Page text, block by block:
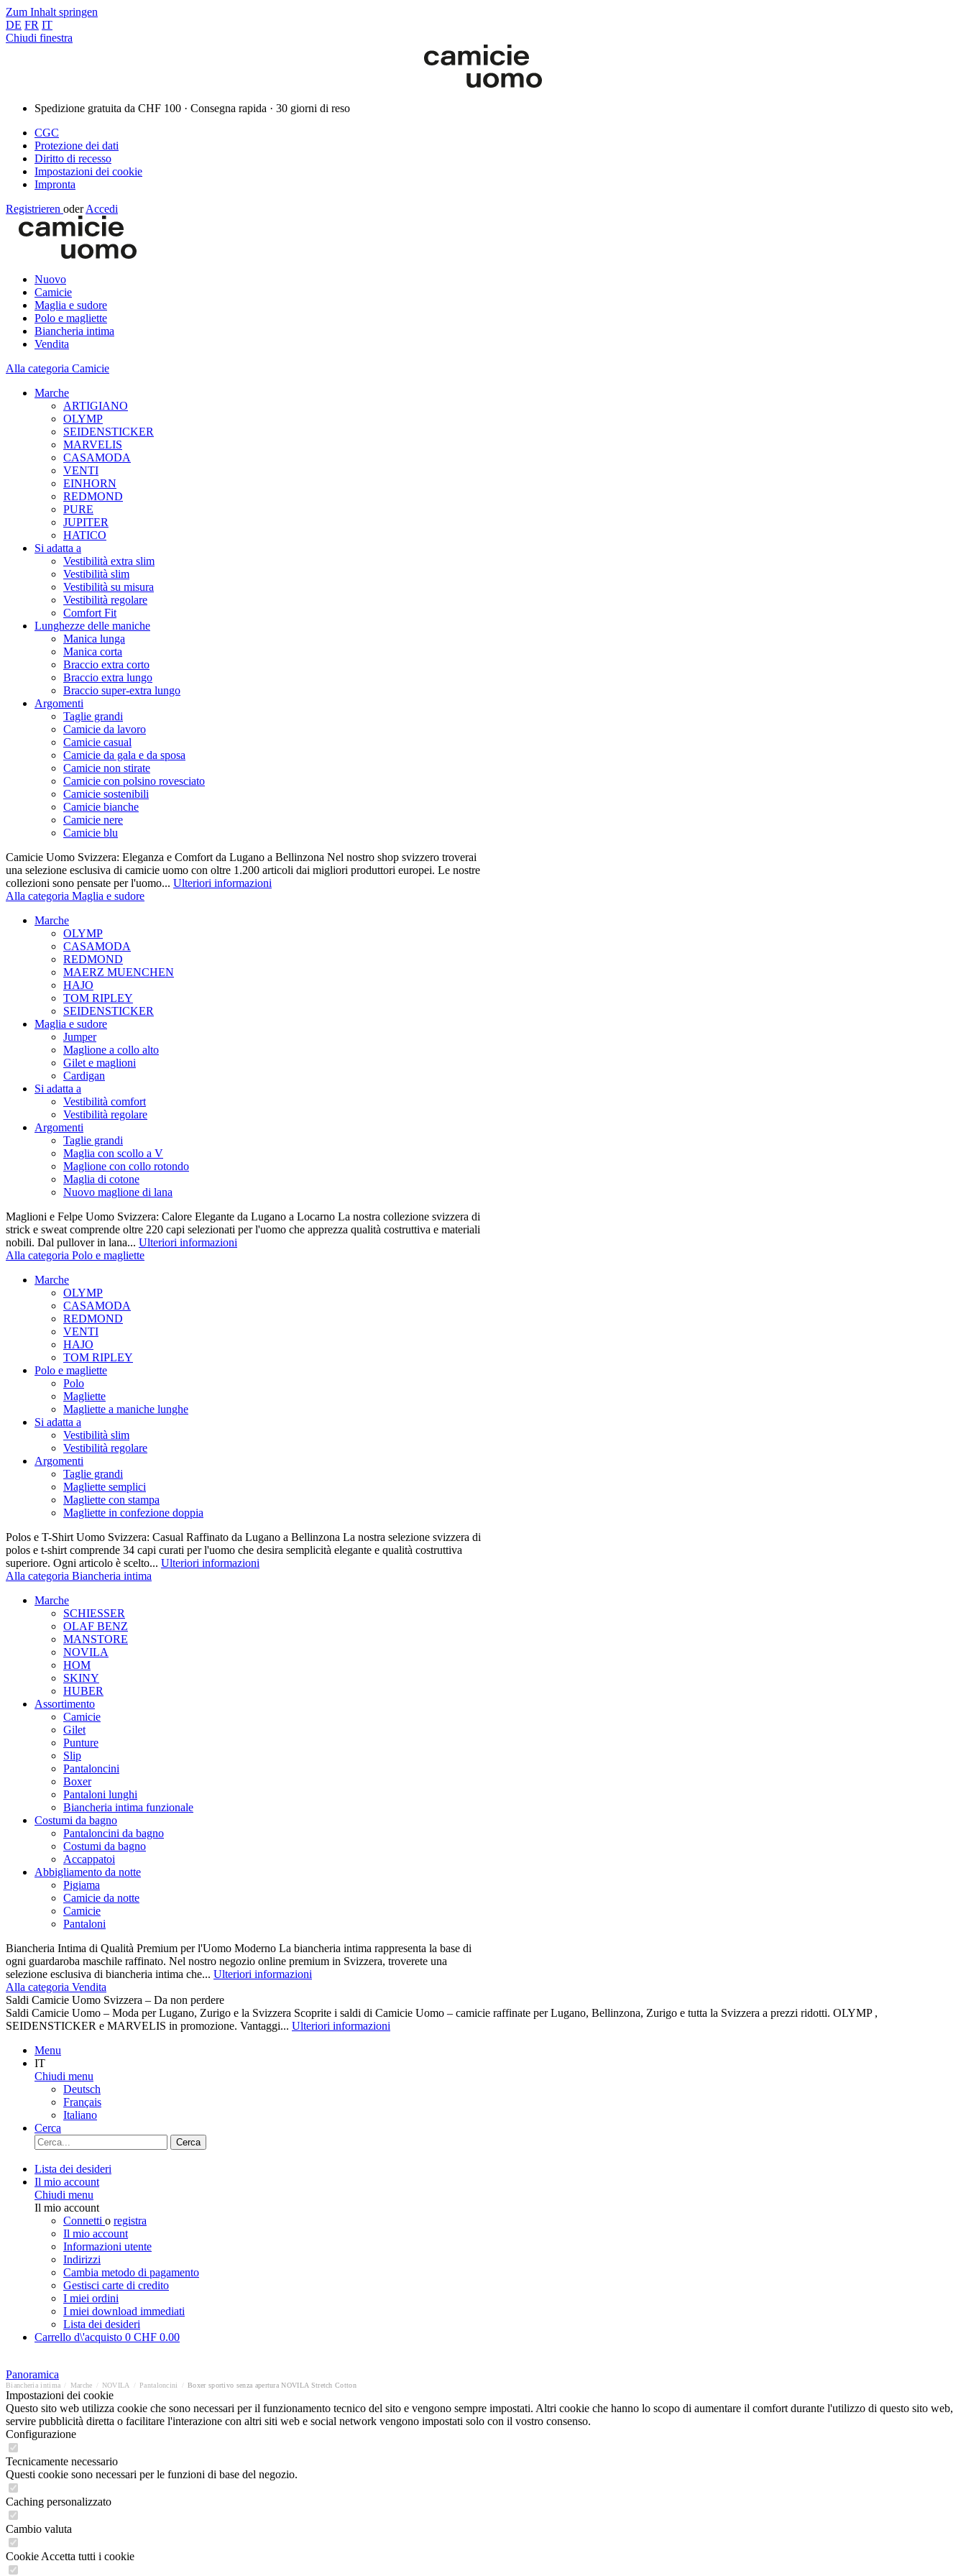
Zum Inhalt springen
DE FR IT
Chiudi finestra
Spedizione gratuita da CHF 100 · Consegna rapida · 30 giorni di reso
CGC
Protezione dei dati
Diritto di recesso
Impostazioni dei cookie
Impronta
Registrieren oder Accedi
Nuovo
Camicie
Maglia e sudore
Polo e magliette
Biancheria intima
Vendita
Alla categoria Camicie
Marche
ARTIGIANO
OLYMP
SEIDENSTICKER
MARVELIS
CASAMODA
VENTI
EINHORN
REDMOND
PURE
JUPITER
HATICO
Si adatta a
Vestibilità extra slim
Vestibilità slim
Vestibilità su misura
Vestibilità regolare
Comfort Fit
Lunghezze delle maniche
Manica lunga
Manica corta
Braccio extra corto
Braccio extra lungo
Braccio super-extra lungo
Argomenti
Taglie grandi
Camicie da lavoro
Camicie casual
Camicie da gala e da sposa
Camicie non stirate
Camicie con polsino rovesciato
Camicie sostenibili
Camicie bianche
Camicie nere
Camicie blu
Camicie Uomo Svizzera: Eleganza e Comfort da Lugano a Bellinzona Nel nostro shop svizzero troverai
una selezione esclusiva di camicie uomo con oltre 1.200 articoli dai migliori produttori europei. Le nostre
collezioni sono pensate per l'uomo... Ulteriori informazioni
Alla categoria Maglia e sudore
Marche
OLYMP
CASAMODA
REDMOND
MAERZ MUENCHEN
HAJO
TOM RIPLEY
SEIDENSTICKER
Maglia e sudore
Jumper
Maglione a collo alto
Gilet e maglioni
Cardigan
Si adatta a
Vestibilità comfort
Vestibilità regolare
Argomenti
Taglie grandi
Maglia con scollo a V
Maglione con collo rotondo
Maglia di cotone
Nuovo maglione di lana
Maglioni e Felpe Uomo Svizzera: Calore Elegante da Lugano a Locarno La nostra collezione svizzera di
strick e sweat comprende oltre 220 capi selezionati per l'uomo che apprezza qualità costruttiva e materiali
nobili. Dal pullover in lana... Ulteriori informazioni
Alla categoria Polo e magliette
Marche
OLYMP
CASAMODA
REDMOND
VENTI
HAJO
TOM RIPLEY
Polo e magliette
Polo
Magliette
Magliette a maniche lunghe
Si adatta a
Vestibilità slim
Vestibilità regolare
Argomenti
Taglie grandi
Magliette semplici
Magliette con stampa
Magliette in confezione doppia
Polos e T-Shirt Uomo Svizzera: Casual Raffinato da Lugano a Bellinzona La nostra selezione svizzera di
polos e t-shirt comprende 34 capi curati per l'uomo che desira semplicità elegante e qualità costruttiva
superiore. Ogni articolo è scelto... Ulteriori informazioni
Alla categoria Biancheria intima
Marche
SCHIESSER
OLAF BENZ
MANSTORE
NOVILA
HOM
SKINY
HUBER
Assortimento
Camicie
Gilet
Punture
Slip
Pantaloncini
Boxer
Pantaloni lunghi
Biancheria intima funzionale
Costumi da bagno
Pantaloncini da bagno
Costumi da bagno
Accappatoi
Abbigliamento da notte
Pigiama
Camicie da notte
Camicie
Pantaloni
Biancheria Intima di Qualità Premium per l'Uomo Moderno La biancheria intima rappresenta la base di
ogni guardaroba maschile raffinato. Nel nostro negozio online premium in Svizzera, troverete una
selezione esclusiva di biancheria intima che... Ulteriori informazioni
Alla categoria Vendita
Saldi Camicie Uomo Svizzera – Da non perdere
Saldi Camicie Uomo – Moda per Lugano, Zurigo e la Svizzera Scoprite i saldi di Camicie Uomo – camicie raffinate per Lugano, Bellinzona, Zurigo e tutta la Svizzera a prezzi ridotti. OLYMP ,
SEIDENSTICKER e MARVELIS in promozione. Vantaggi... Ulteriori informazioni
Menu
IT
Chiudi menu
Deutsch
Français
Italiano
Cerca
Cerca
Lista dei desideri
Il mio account
Chiudi menu
Il mio account
Connetti o registra
Il mio account
Informazioni utente
Indirizzi
Cambia metodo di pagamento
Gestisci carte di credito
I miei ordini
I miei download immediati
Lista dei desideri
Carrello d\'acquisto 0 CHF 0.00
Panoramica
Biancheria intima Marche NOVILA Pantaloncini Boxer sportivo senza apertura NOVILA Stretch Cotton
Impostazioni dei cookie
Questo sito web utilizza cookie che sono necessari per il funzionamento tecnico del sito e vengono sempre impostati. Altri cookie che hanno lo scopo di aumentare il comfort durante l'utilizzo di questo sito web,
servire pubblicità diretta o facilitare l'interazione con altri siti web e social network vengono impostati solo con il vostro consenso.
Configurazione
Tecnicamente necessario
Questi cookie sono necessari per le funzioni di base del negozio.
Caching personalizzato
Cambio valuta
Cookie Accetta tutti i cookie